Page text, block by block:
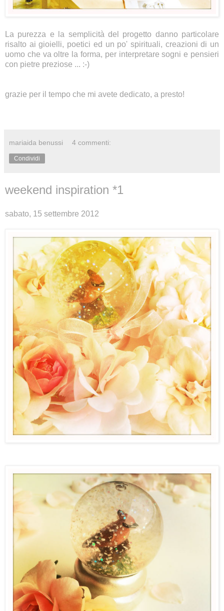
La purezza e la semplicità del progetto danno particolare
risalto ai gioielli, poetici ed un po' spirituali, creazioni di un
uomo che va oltre la forma, per interpretare sogni e pensieri
con pietre preziose ... :-)
grazie per il tempo che mi avete dedicato, a presto!
mariaida benussi 4 commenti:
Condividi
weekend inspiration *1
sabato, 15 settembre 2012